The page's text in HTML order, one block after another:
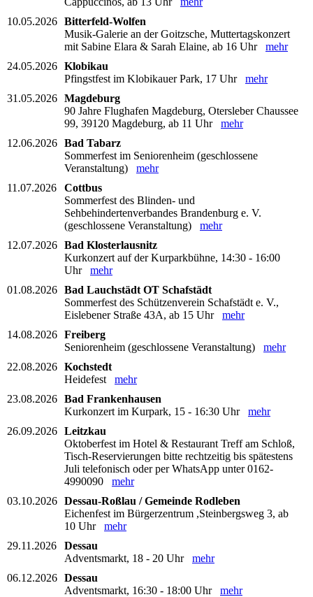
10.05.2026 Bitterfeld-Wolfen
Musik-Galerie an der Goitzsche, Muttertagskonzert
mit Sabine Elara & Sarah Elaine, ab 16 Uhr mehr
24.05.2026 Klobikau
Pfingstfest im Klobikauer Park, 17 Uhr mehr
31.05.2026 Magdeburg
90 Jahre Flughafen Magdeburg, Otersleber Chaussee
99, 39120 Magdeburg, ab 11 Uhr mehr
12.06.2026 Bad Tabarz
Sommerfest im Seniorenheim (geschlossene
Veranstaltung) mehr
11.07.2026
Cottbus
Sommerfest des Blinden- und
Sehbehindertenverbandes Brandenburg e. V.
(geschlossene Veranstaltung) mehr
12.07.2026 Bad Klosterlausnitz
Kurkonzert auf der Kurparkbühne, 14:30 - 16:00
Uhr mehr
01.08.2026 Bad Lauchstädt OT Schafstädt
Sommerfest des Schützenverein Schafstädt e. V.,
Eislebener Straße 43A, ab 15 Uhr mehr
14.08.2026 Freiberg
Seniorenheim (geschlossene Veranstaltung) mehr
22.08.2026 Kochstedt
Heidefest mehr
23.08.2026 Bad Frankenhausen
Kurkonzert im Kurpark, 15 - 16:30 Uhr mehr
26.09.2026 Leitzkau
Oktoberfest im Hotel & Restaurant Treff am Schloß,
Tisch-Reservierungen bitte rechtzeitig bis spätestens
Juli telefonisch oder per WhatsApp unter 0162-
4990090 mehr
03.10.2026 Dessau-Roßlau / Gemeinde Rodleben
Eichenfest im Bürgerzentrum ,Steinbergsweg 3, ab
10 Uhr mehr
29.11.2026
Dessau
Adventsmarkt, 18 - 20 Uhr mehr
06.12.2026 Dessau
Adventsmarkt, 16:30 - 18:00 Uhr mehr